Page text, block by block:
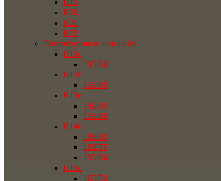
R19
R20
R21
R22
Легкогрузовые шины бу
R10c
195/50
R12c
155/80
R13c
145/80
155/80
R14c
185/80
185/75
195/80
R15c
165/70